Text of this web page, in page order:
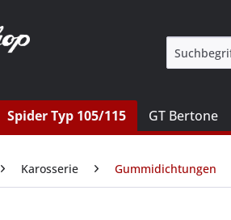
Spider Typ 105/115 GT Bertone
Karosserie Gummidichtungen